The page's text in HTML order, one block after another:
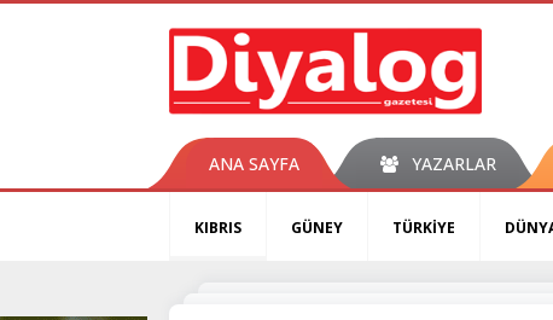
ANA SAYFA YAZARLAR
KIBRIS GÜNEY TÜRKİYE